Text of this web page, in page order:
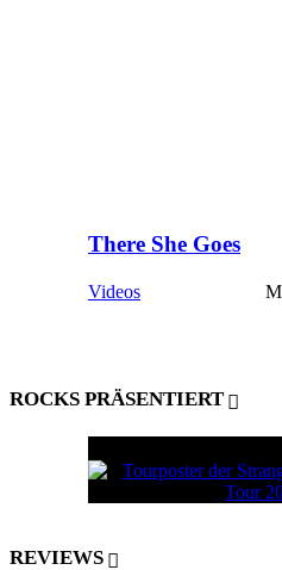
There She Goes
Videos
ROCKS PRÄSENTIERT
REVIEWS